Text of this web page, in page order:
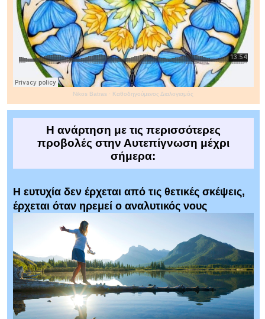
Nikos Batras · Καθοδηγούμενος Διαλογισμός
Η ανάρτηση με τις περισσότερες
προβολές στην Αυτεπίγνωση μέχρι
σήμερα:
Η ευτυχία δεν έρχεται από τις θετικές σκέψεις,
έρχεται όταν ηρεμεί ο αναλυτικός νους